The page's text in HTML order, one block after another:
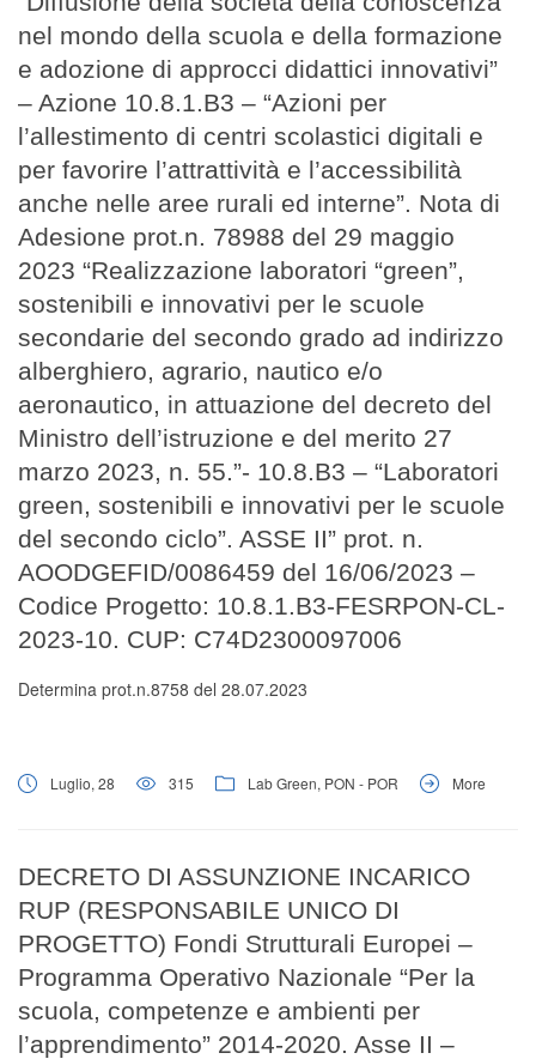
nel mondo della scuola e della formazione
e adozione di approcci didattici innovativi”
– Azione 10.8.1.B3 – “Azioni per
l’allestimento di centri scolastici digitali e
per favorire l’attrattività e l’accessibilità
anche nelle aree rurali ed interne”. Nota di
Adesione prot.n. 78988 del 29 maggio
2023 “Realizzazione laboratori “green”,
sostenibili e innovativi per le scuole
secondarie del secondo grado ad indirizzo
alberghiero, agrario, nautico e/o
aeronautico, in attuazione del decreto del
Ministro dell’istruzione e del merito 27
marzo 2023, n. 55.”- 10.8.B3 – “Laboratori
green, sostenibili e innovativi per le scuole
del secondo ciclo”. ASSE II” prot. n.
AOODGEFID/0086459 del 16/06/2023 –
Codice Progetto: 10.8.1.B3-FESRPON-CL-
2023-10. CUP: C74D2300097006
Determina prot.n.8758 del 28.07.2023
Luglio, 28 315 Lab Green, PON - POR More
DECRETO DI ASSUNZIONE INCARICO
RUP (RESPONSABILE UNICO DI
PROGETTO) Fondi Strutturali Europei –
Programma Operativo Nazionale “Per la
scuola, competenze e ambienti per
l’apprendimento” 2014-2020. Asse II –